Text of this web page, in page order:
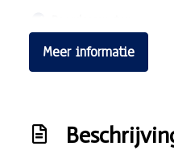
Meer informatie